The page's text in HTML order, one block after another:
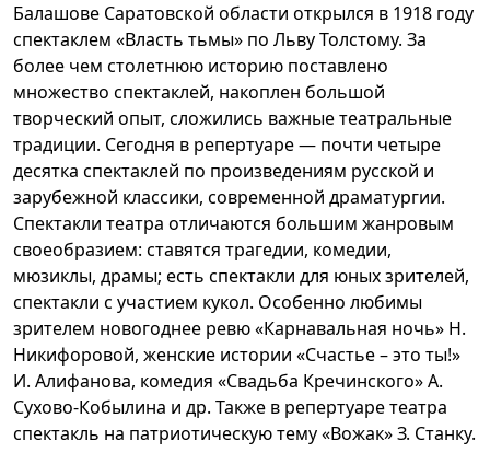
Балашове Саратовской области открылся в 1918 году
спектаклем «Власть тьмы» по Льву Толстому. За
более чем столетнюю историю поставлено
множество спектаклей, накоплен большой
творческий опыт, сложились важные театральные
традиции. Сегодня в репертуаре — почти четыре
десятка спектаклей по произведениям русской и
зарубежной классики, современной драматургии.
Спектакли театра отличаются большим жанровым
своеобразием: ставятся трагедии, комедии,
мюзиклы, драмы; есть спектакли для юных зрителей,
спектакли с участием кукол. Особенно любимы
зрителем новогоднее ревю «Карнавальная ночь» Н.
Никифоровой, женские истории «Счастье – это ты!»
И. Алифанова, комедия «Свадьба Кречинского» А.
Сухово-Кобылина и др. Также в репертуаре театра
спектакль на патриотическую тему «Вожак» З. Станку.